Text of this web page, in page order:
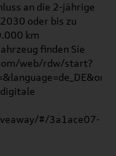
an die 2-jährige
oder bis zu
km
finden Sie
web/rdw/start?
#/3a1ace07-